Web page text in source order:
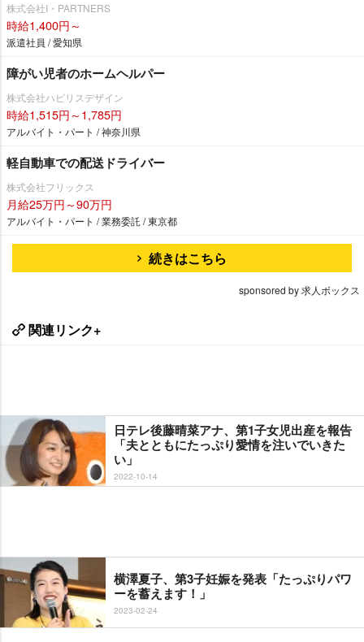
株式会社I・PARTNERS
時給1,400円～
派遣社員 / 愛知県
障がい児者のホームヘルパー
株式会社ハビリスデザイン
時給1,515円～1,785円
アルバイト・パート / 神奈川県
軽自動車での配送ドライバー
株式会社フリックス
月給25万円～90万円
アルバイト・パート / 業務委託 / 東京都
続きはこちら
sponsored by 求人ボックス
関連リンク+
日テレ後藤晴菜アナ、第1子女児出産を報告
「夫とともにたっぷり愛情を注いでいきた
い」
2022-10-14
横澤夏子、第3子妊娠を発表「たっぷりパワ
ーを蓄えます！」
2023-02-24